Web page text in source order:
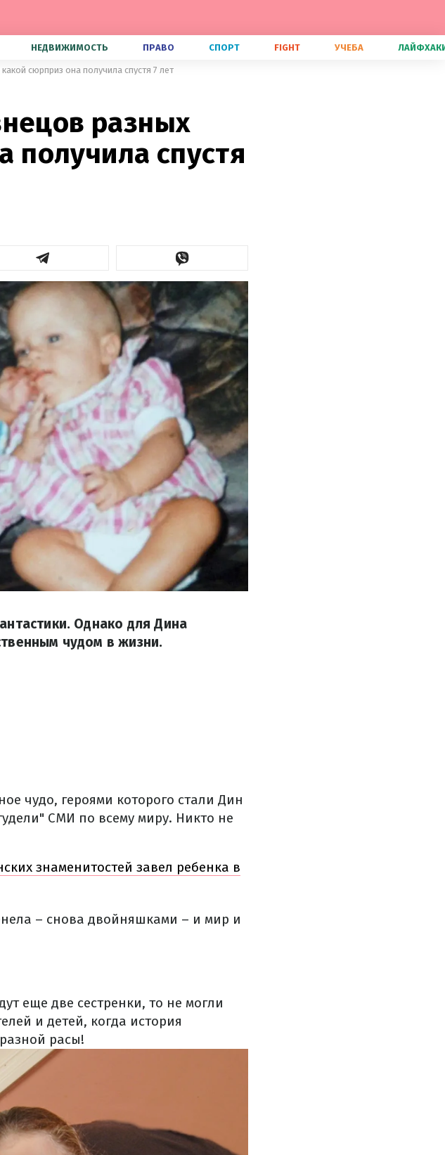
НЕДВИЖИМОСТЬ ПРАВО СПОРТ FIGHT УЧЕБА
сюрприз она получила спустя 7 лет
разных
получила спустя
Однако для Дина
чудом в жизни.
чудо, героями которого стали Дин
СМИ по всему миру. Никто не
знаменитостей завел ребенка в
– снова двойняшками – и мир и
еще две сестренки, то не могли
и детей, когда история
расы!